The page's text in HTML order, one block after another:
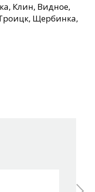
Клин, Видное,
Щербинка,